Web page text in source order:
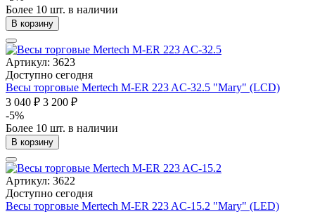
Более 10 шт. в наличии
В корзину
Артикул: 3623
Доступно сегодня
Весы торговые Mertech M-ER 223 AC-32.5 "Mary" (LCD)
3 040 ₽ 3 200 ₽
-5%
Более 10 шт. в наличии
В корзину
Артикул: 3622
Доступно сегодня
Весы торговые Mertech M-ER 223 AC-15.2 "Mary" (LED)